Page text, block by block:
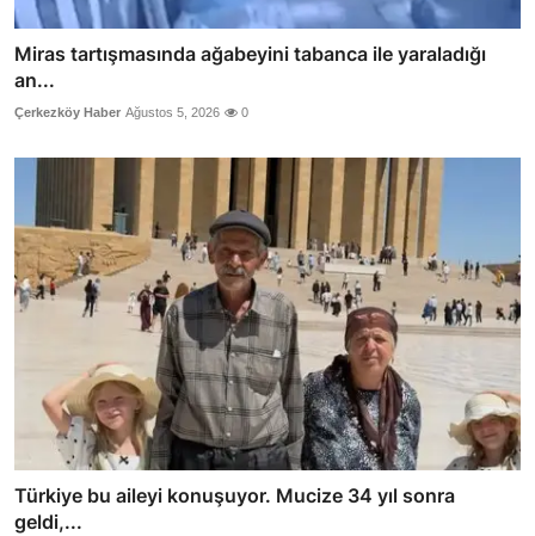
Miras tartışmasında ağabeyini tabanca ile yaraladığı
an...
Çerkezköy Haber Ağustos 5, 2026 0
Türkiye bu aileyi konuşuyor. Mucize 34 yıl sonra
geldi,...